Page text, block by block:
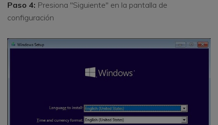
Paso 4: Presiona "Siguiente" en la pantalla de
configuración